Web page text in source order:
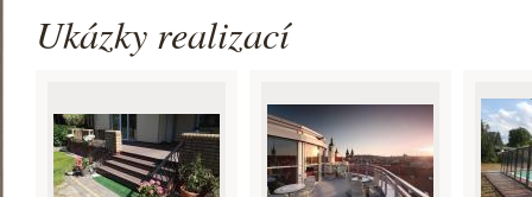
Ukázky realizací